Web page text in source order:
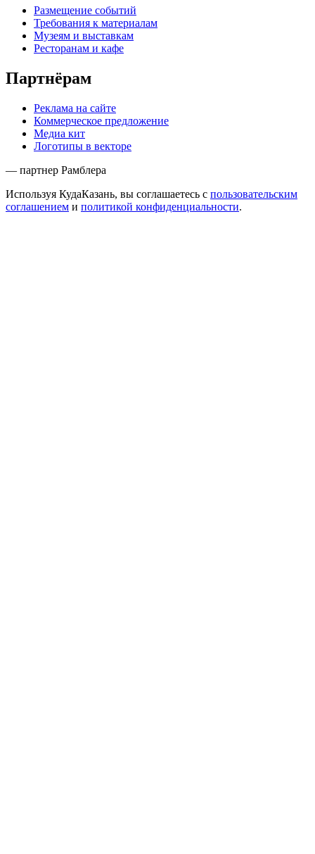
Размещение событий
Требования к материалам
Музеям и выставкам
Ресторанам и кафе
Партнёрам
Реклама на сайте
Коммерческое предложение
Медиа кит
Логотипы в векторе
— партнер Рамблера
Используя КудаКазань, вы соглашаетесь с пользовательским
соглашением и политикой конфиденциальности.